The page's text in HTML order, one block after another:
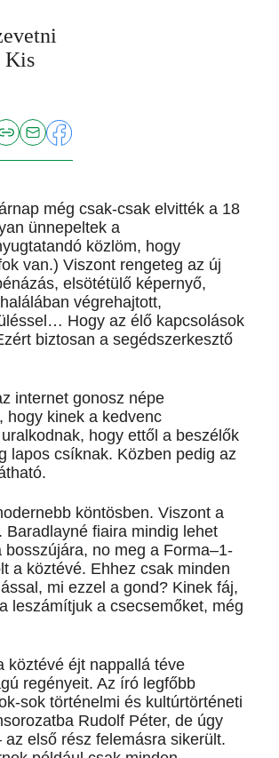
Kis
még csak-csak elvitték a 18
ünnepeltek a
közlöm, hogy
van.) Viszont rengeteg az új
elsötétülő képernyő,
végrehajtott,
Hogy az élő kapcsolások
biztosan a segédszerkesztő
internet gonosz népe
hogy kinek a kedvenc
hogy ettől a beszélők
lapos csíknak. Közben pedig az
köntösben. Viszont a
fiaira mindig lehet
no meg a Forma–1-
a köztévé. Ehhez csak minden
mi ezzel a gond? Kinek fáj,
leszámítjuk a csecsemőket, még
köztévé éjt nappallá téve
regényeit. Az író legfőbb
sok történelmi és kultúrtörténeti
Rudolf Péter, de úgy
első rész felemásra sikerült.